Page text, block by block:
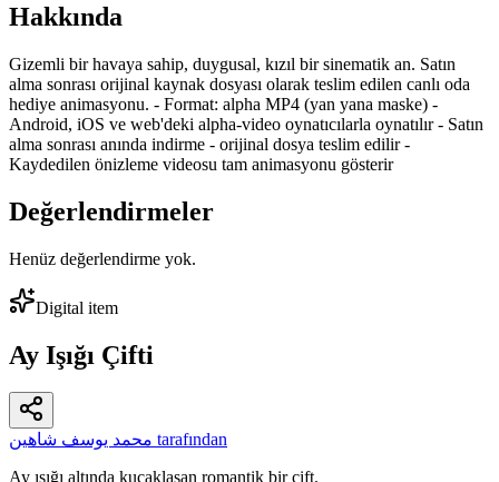
Hakkında
Gizemli bir havaya sahip, duygusal, kızıl bir sinematik an. Satın
alma sonrası orijinal kaynak dosyası olarak teslim edilen canlı oda
hediye animasyonu. - Format: alpha MP4 (yan yana maske) -
Android, iOS ve web'deki alpha-video oynatıcılarla oynatılır - Satın
alma sonrası anında indirme - orijinal dosya teslim edilir -
Kaydedilen önizleme videosu tam animasyonu gösterir
Değerlendirmeler
Henüz değerlendirme yok.
Digital item
Ay Işığı Çifti
محمد يوسف شاهين tarafından
Ay ışığı altında kucaklaşan romantik bir çift.